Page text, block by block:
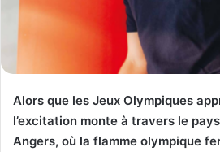
Alors que les Jeux Olympiques
l’excitation monte à travers le
Angers, où la flamme olympique